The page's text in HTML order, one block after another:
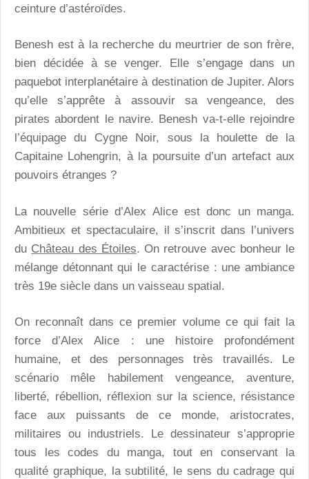
ceinture d’astéroïdes.
Benesh est à la recherche du meurtrier de son frère,
bien décidée à se venger. Elle s’engage dans un
paquebot interplanétaire à destination de Jupiter. Alors
qu’elle s’apprête à assouvir sa vengeance, des
pirates abordent le navire. Benesh va-t-elle rejoindre
l’équipage du Cygne Noir, sous la houlette de la
Capitaine Lohengrin, à la poursuite d’un artefact aux
pouvoirs étranges ?
La nouvelle série d’Alex Alice est donc un manga.
Ambitieux et spectaculaire, il s’inscrit dans l’univers
du Château des Étoiles. On retrouve avec bonheur le
mélange détonnant qui le caractérise : une ambiance
très 19e siècle dans un vaisseau spatial.
On reconnaît dans ce premier volume ce qui fait la
force d’Alex Alice : une histoire profondément
humaine, et des personnages très travaillés. Le
scénario mêle habilement vengeance, aventure,
liberté, rébellion, réflexion sur la science, résistance
face aux puissants de ce monde, aristocrates,
militaires ou industriels. Le dessinateur s’approprie
tous les codes du manga, tout en conservant la
qualité graphique, la subtilité, le sens du cadrage qui